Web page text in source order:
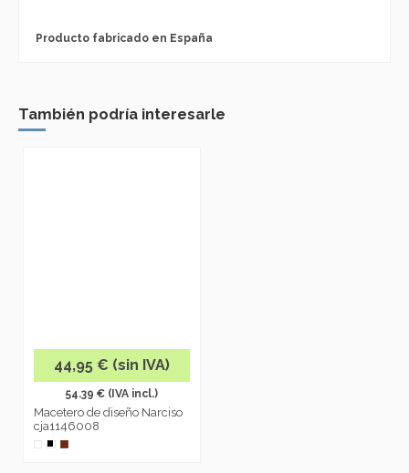
Producto fabricado en España
También podría interesarle
44,95 € (sin IVA)
54.39 € (IVA incl.)
Macetero de diseño Narciso
cja1146008